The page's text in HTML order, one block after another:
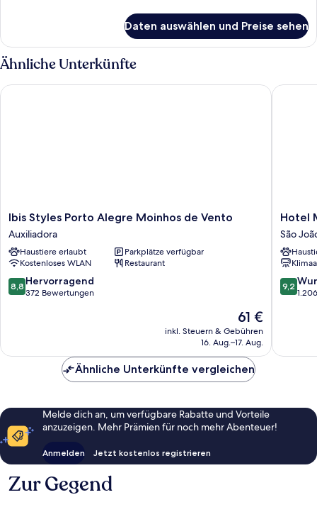
Zweibettzimmer,
2 Einzelbetten
Daten auswählen und Preise sehen
Ähnliche Unterkünfte
Ibis
Styles
Porto
Alegre
Moinhos
de
Vento
Ibis Styles Porto Alegre Moinhos de Vento
Auxiliadora
Haustiere erlaubt
Parkplätze verfügbar
Kostenloses WLAN
Restaurant
8.8
von
8,8 Hervorragend
372 Bewertungen
Der
Preis
beträgt
61 €
inkl. Steuern & Gebühren
16. Aug.–17. Aug.
Ibis Styles Porto Alegre Moinhos de Vento
Hotel
Moov
Porto
Alegre
São
João
Hotel
São
9.2
von
9,2
Hotel
Ähnliche Unterkünfte vergleichen
Melde dich an, um verfügbare Rabatte und Vorteile
anzuzeigen. Mehr Prämien für noch mehr Abenteuer!
Anmelden Jetzt kostenlos registrieren
Zur Gegend